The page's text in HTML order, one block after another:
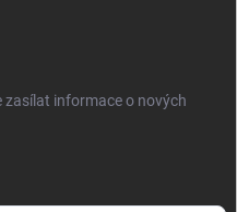
zasílat informace o nových